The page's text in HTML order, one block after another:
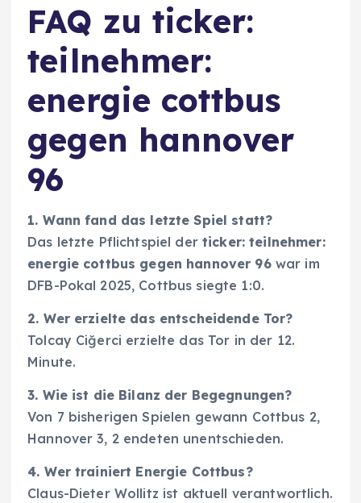
FAQ zu ticker:
teilnehmer:
energie cottbus
gegen hannover
96
1. Wann fand das letzte Spiel statt?
Das letzte Pflichtspiel derticker: teilnehmer:
energie cottbus gegen hannover 96war im
DFB-Pokal 2025, Cottbus siegte 1:0.
2. Wer erzielte das entscheidende Tor?
Tolcay Ciğerci erzielte das Tor in der 12.
Minute.
3. Wie ist die Bilanz der Begegnungen?
Von 7 bisherigen Spielen gewann Cottbus 2,
Hannover 3, 2 endeten unentschieden.
4. Wer trainiert Energie Cottbus?
Claus-Dieter Wollitz ist aktuell verantwortlich.